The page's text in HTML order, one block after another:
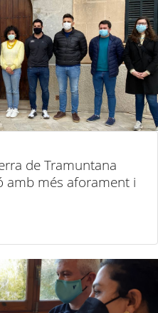
de Tramuntana
amb més aforament i